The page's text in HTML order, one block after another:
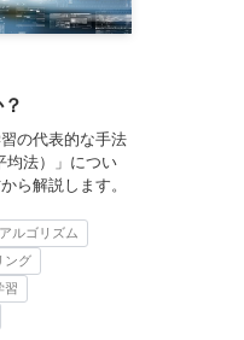
の代表的な手法
均法）」につい
ら解説します。
ルゴリズム
ング
習